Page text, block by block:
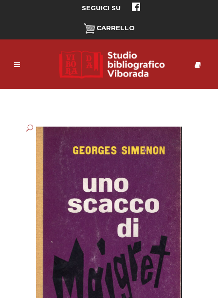
SEGUICI SU
CARRELLO